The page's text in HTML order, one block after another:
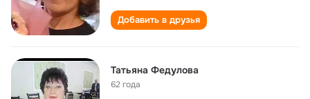
Добавить в друзья
Татьяна Федулова
62 года